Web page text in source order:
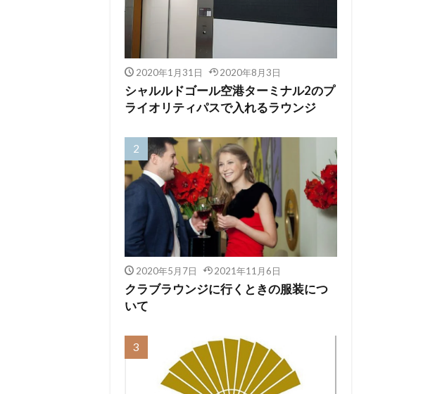
2020年1月31日 2020年8月3日
シャルルドゴール空港ターミナル2のプ
ライオリティパスで入れるラウンジ
2020年5月7日 2021年11月6日
クラブラウンジに行くときの服装につ
いて